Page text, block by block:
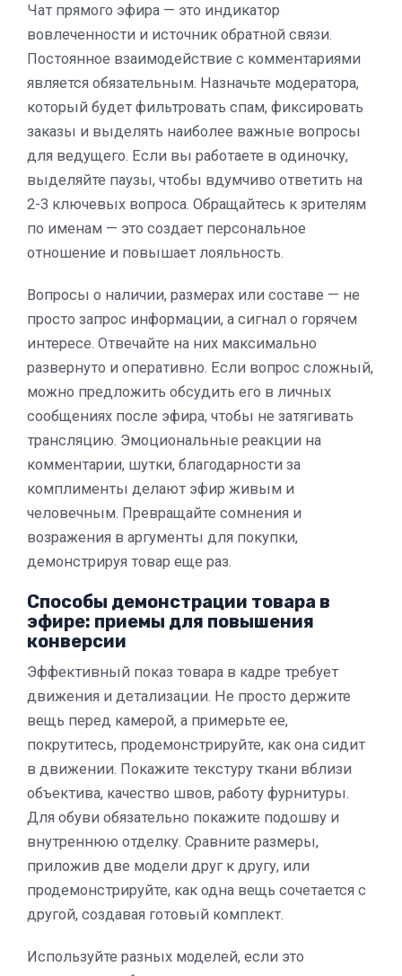
Чат прямого эфира — это индикатор
вовлеченности и источник обратной связи.
Постоянное взаимодействие с комментариями
является обязательным. Назначьте модератора,
который будет фильтровать спам, фиксировать
заказы и выделять наиболее важные вопросы
для ведущего. Если вы работаете в одиночку,
выделяйте паузы, чтобы вдумчиво ответить на
2-3 ключевых вопроса. Обращайтесь к зрителям
по именам — это создает персональное
отношение и повышает лояльность.
Вопросы о наличии, размерах или составе — не
просто запрос информации, а сигнал о горячем
интересе. Отвечайте на них максимально
развернуто и оперативно. Если вопрос сложный,
можно предложить обсудить его в личных
сообщениях после эфира, чтобы не затягивать
трансляцию. Эмоциональные реакции на
комментарии, шутки, благодарности за
комплименты делают эфир живым и
человечным. Превращайте сомнения и
возражения в аргументы для покупки,
демонстрируя товар еще раз.
Способы демонстрации товара в
эфире: приемы для повышения
конверсии
Эффективный показ товара в кадре требует
движения и детализации. Не просто держите
вещь перед камерой, а примерьте ее,
покрутитесь, продемонстрируйте, как она сидит
в движении. Покажите текстуру ткани вблизи
объектива, качество швов, работу фурнитуры.
Для обуви обязательно покажите подошву и
внутреннюю отделку. Сравните размеры,
приложив две модели друг к другу, или
продемонстрируйте, как одна вещь сочетается с
другой, создавая готовый комплект.
Используйте разных моделей, если это